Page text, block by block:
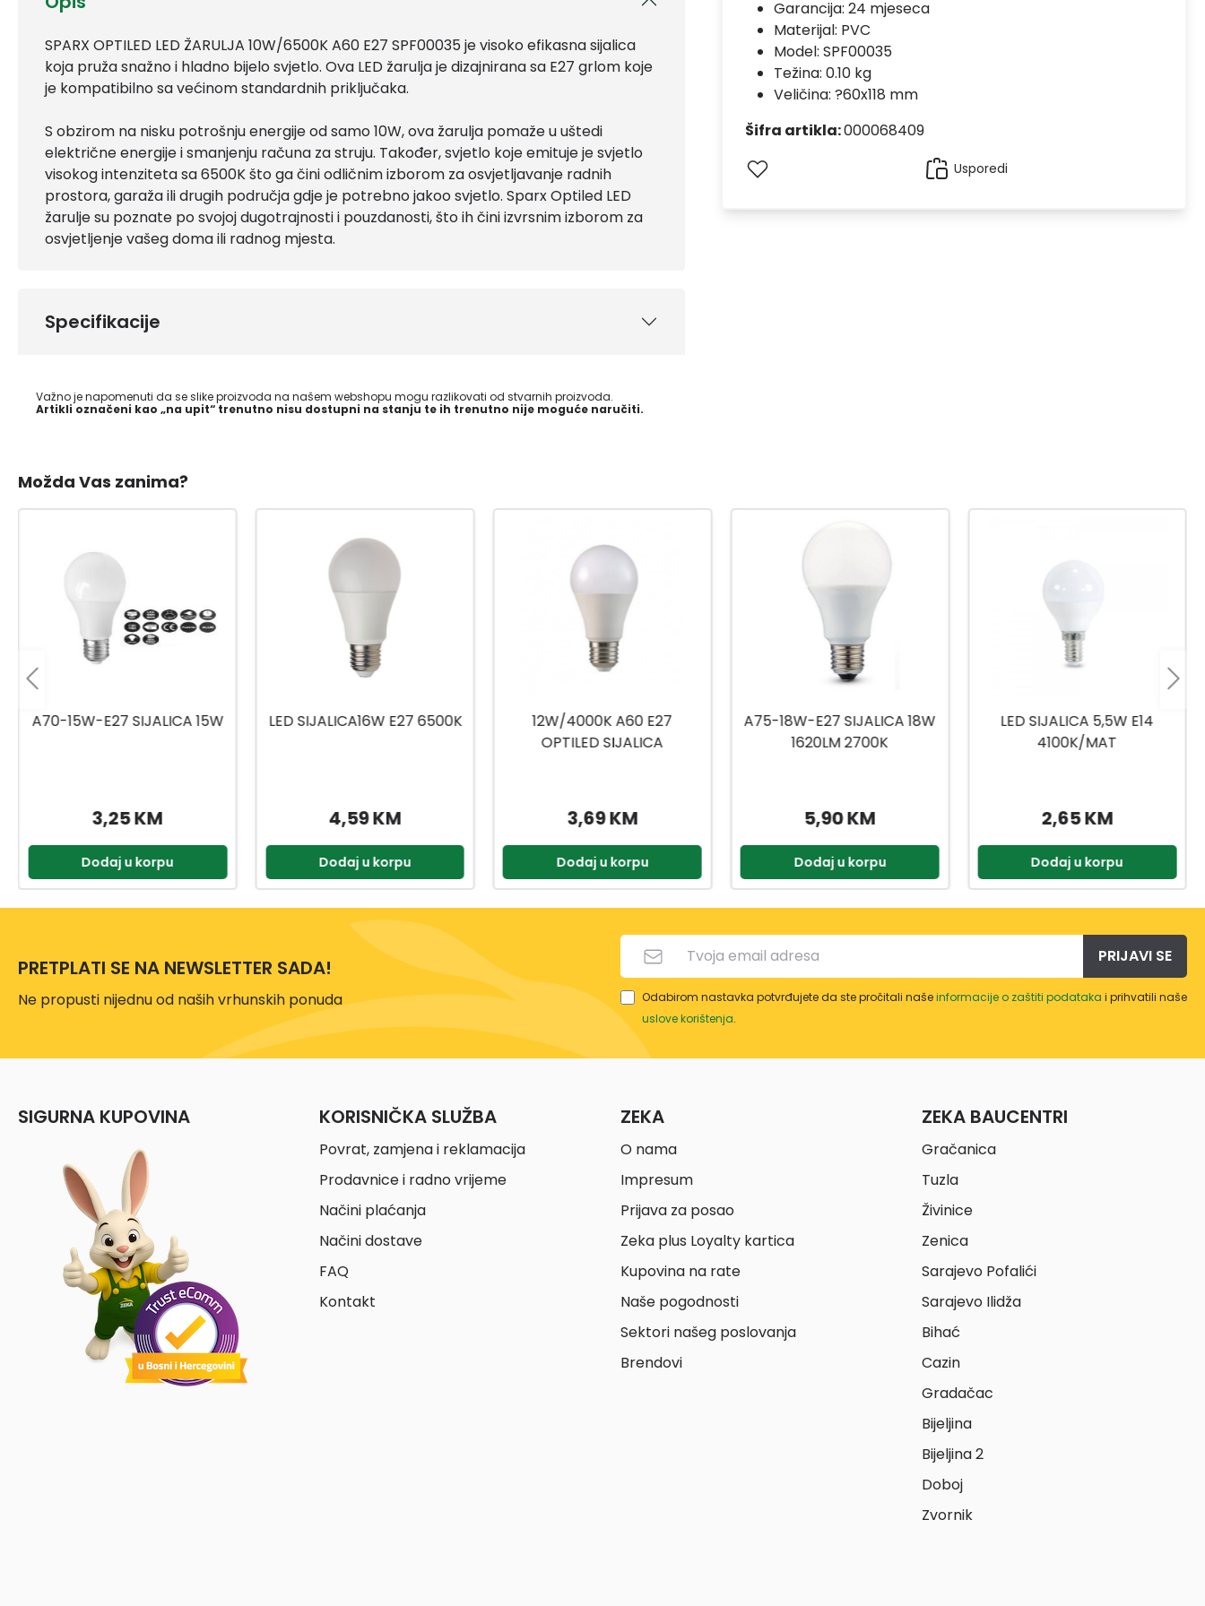
SPARX OPTILED LED ŽARULJA 10W/6500K A60 E27 SPF00035 je visoko efikasna sijalica
koja pruža snažno i hladno bijelo svjetlo. Ova LED žarulja je dizajnirana sa E27 grlom koje
je kompatibilno sa većinom standardnih priključaka.
S obzirom na nisku potrošnju energije od samo 10W, ova žarulja pomaže u uštedi
električne energije i smanjenju računa za struju. Također, svjetlo koje emituje je svjetlo
visokog intenziteta sa 6500K što ga čini odličnim izborom za osvjetljavanje radnih
prostora, garaža ili drugih područja gdje je potrebno jakoo svjetlo. Sparx Optiled LED
žarulje su poznate po svojoj dugotrajnosti i pouzdanosti, što ih čini izvrsnim izborom za
osvjetljenje vašeg doma ili radnog mjesta.
Specifikacije
Važno je napomenuti da se slike proizvoda na našem webshopu mogu razlikovati od stvarnih proizvoda.
Artikli označeni kao „na upit“ trenutno nisu dostupni na stanju te ih trenutno nije moguće naručiti.
Garancija: 24 mjeseca
Materijal: PVC
Model: SPF00035
Težina: 0.10 kg
Veličina: ?60x118 mm
Šifra artikla:000068409
Usporedi
Možda Vas zanima?
LED SIJALICA16W E27 6500K
4,59 KM
Dodaj u korpu
12W/4000K A60 E27
3,69 KM
Dodaj u korpu
A75-18W-E27 SIJALICA 18W
1620LM 2700K
5,90 KM
Dodaj u korpu
LED SIJALICA 5,5W E14
4100K/MAT
2,65 KM
Dodaj u korpu
LB-ST64-6W-GE27 LED
SIJALICA 600LM 6500K
7,20 KM
Dodaj u korpu
PRETPLATI SE NA NEWSLETTER SADA!
Ne propusti nijednu od naših vrhunskih ponuda
PRIJAVI SE
Odabirom nastavka potvrđujete da ste pročitali našeinformacije o zaštiti podataka i prihvatili naše
uslove korištenja.
SIGURNA KUPOVINA KORISNIČKA SLUŽBA
Povrat, zamjena i reklamacija
Prodavnice i radno vrijeme
Načini plaćanja
Načini dostave
FAQ
Kontakt
ZEKA
O nama
Impresum
Prijava za posao
Zeka plus Loyalty kartica
Kupovina na rate
Naše pogodnosti
Sektori našeg poslovanja
Brendovi
ZEKA BAUCENTRI
Gračanica
Tuzla
Živinice
Zenica
Sarajevo Pofalići
Sarajevo Ilidža
Bihać
Cazin
Gradačac
Bijeljina
Bijeljina 2
Doboj
Zvornik